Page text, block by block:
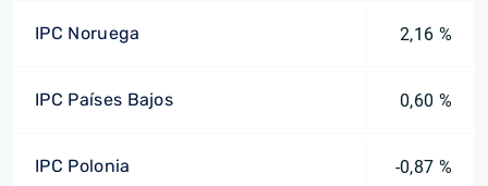
IPC Noruega 2,16 %
IPC Países Bajos 0,60 %
IPC Polonia -0,87 %